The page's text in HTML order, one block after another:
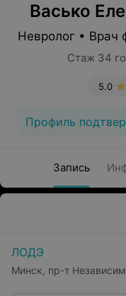
Васько
Невролог • Врач
Стаж 34
5.0
Профиль
Запись
ЛОДЭ
Минск, пр-т